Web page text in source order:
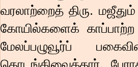
வரலாற்றைத் திரு.
கோயில்களைக்
மேலப்பழுவூர்ப்
தொடங்கிவைத்தார்.